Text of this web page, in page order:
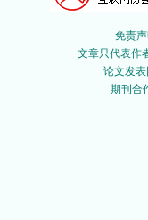
免责
文章只代表作
论文发
期刊合